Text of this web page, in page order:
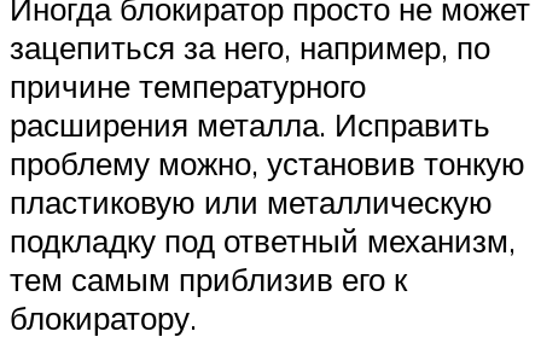
Иногда блокиратор просто не может
зацепиться за него, например, по
причине температурного
расширения металла. Исправить
проблему можно, установив тонкую
пластиковую или металлическую
подкладку под ответный механизм,
тем самым приблизив его к
блокиратору.